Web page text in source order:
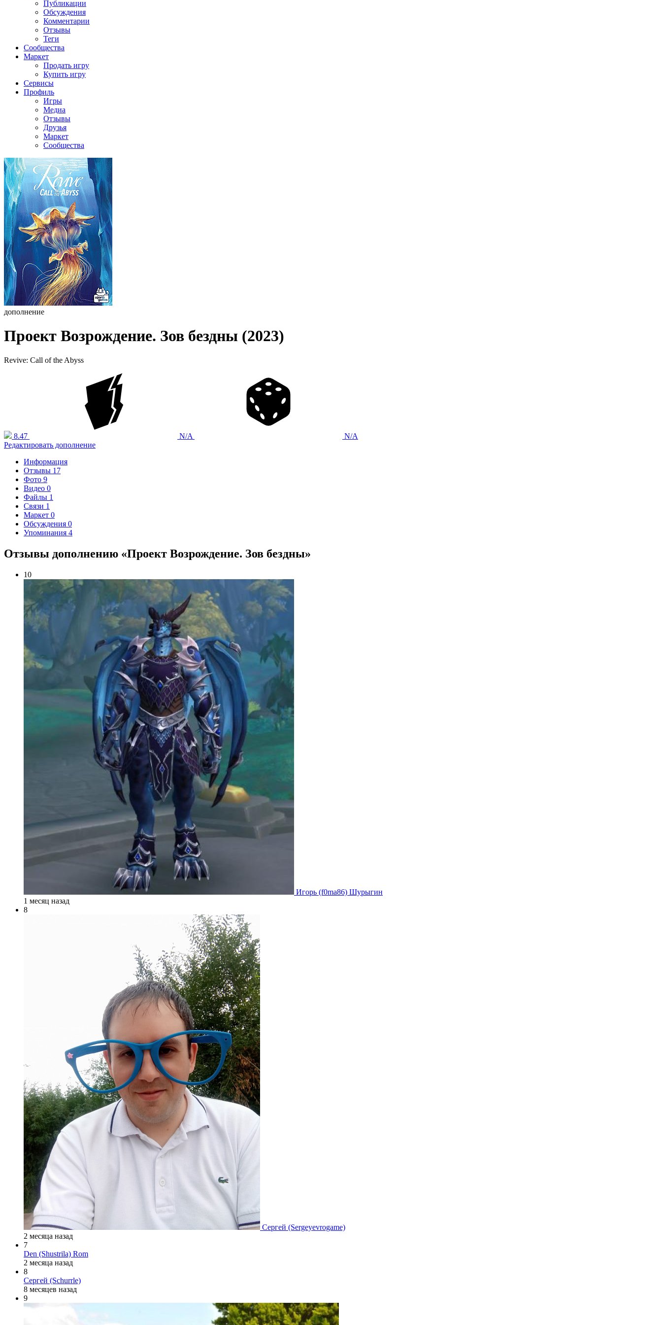
Публикации
Обсуждения
Комментарии
Отзывы
Теги
Сообщества
Маркет
Продать игру
Купить игру
Сервисы
Профиль
Игры
Медиа
Отзывы
Друзья
Маркет
Сообщества
дополнение
Проект Возрождение. Зов бездны (2023)
Revive: Call of the Abyss
8.47 N/A
N/A
Редактировать дополнение
Информация
Отзывы 17
Фото 9
Видео 0
Файлы 1
Связи 1
Маркет 0
Обсуждения 0
Упоминания 4
Отзывы дополнению «Проект Возрождение. Зов бездны»
10
Игорь (f0ma86) Шурыгин
1 месяц назад
8
Сергей (Sergeyevrogame)
2 месяца назад
7
Den (Shustrila) Rom
2 месяца назад
8
Сергей (Schurrle)
8 месяцев назад
9